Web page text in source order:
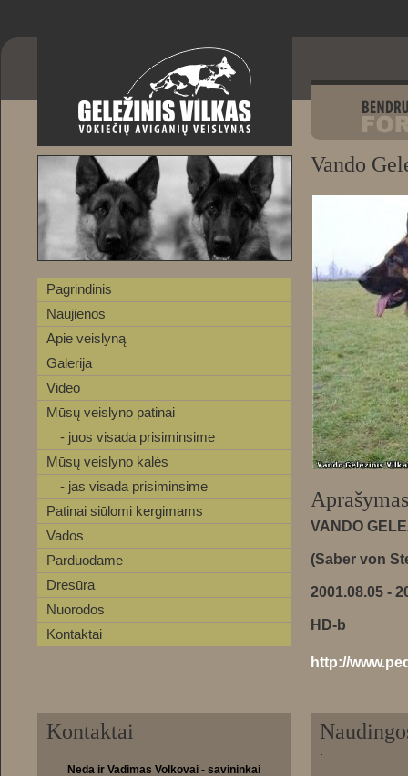
Pagrindinis
Naujienos
Apie veislyną
Galerija
Video
Mūsų veislyno patinai
- juos visada prisiminsime
Mūsų veislyno kalės
- jas visada prisiminsime
Patinai siūlomi kergimams
Vados
Parduodame
Dresūra
Nuorodos
Kontaktai
Vando
VANDO
(Saber von
2001.08.05 -
HD-b
http://
Kontaktai
Neda ir Vadimas Volkovai - savininkai